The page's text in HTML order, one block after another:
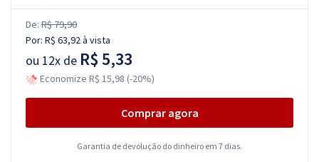
De: R$ 79,90
Por: R$ 63,92à vista
ou 12x de R$ 5,33
Economize R$ 15,98 (-20%)
Comprar agora
Garantia de devolução do dinheiro em 7 dias.